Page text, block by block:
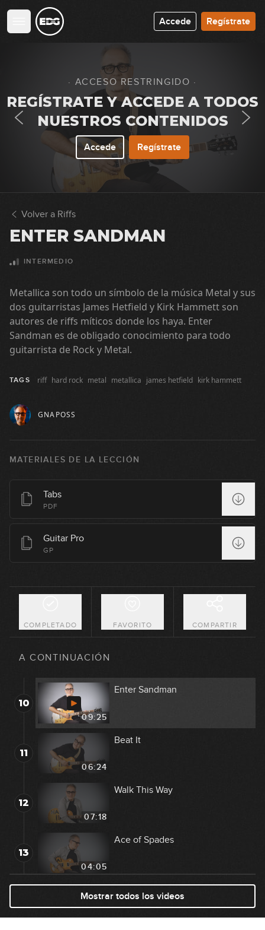
Accede Regístrate
· ACCESO RESTRINGIDO ·
REGÍSTRATE Y ACCEDE A TODOS
NUESTROS CONTENIDOS
Accede Regístrate
Volver a Riffs
ENTER SANDMAN
INTERMEDIO
Metallica son todo un símbolo de la música Metal y sus
dos guitarristas James Hetfield y Kirk Hammett son
autores de riffs míticos donde los haya. Enter
Sandman es de obligado conocimiento para todo
guitarrista de Rock y Metal.
TAGS riff hard rock metal metallica james hetfield kirk hammett
GNAPOSS
MATERIALES DE LA LECCIÓN
Tabs
PDF
Guitar Pro
GP
COMPLETADO FAVORITO COMPARTIR
A CONTINUACIÓN
Paranoid
2
04:56
Day Tripper
3
Layla
4
Walk
6
12:07
7
La Grange
9
Ain't Talking 'bout Love
10
09:25
Enter Sandman
11
06:24
Beat It
12
07:18
Walk This Way
13
04:05
Ace of Spades
05:34
Money
Mostrar todos los videos